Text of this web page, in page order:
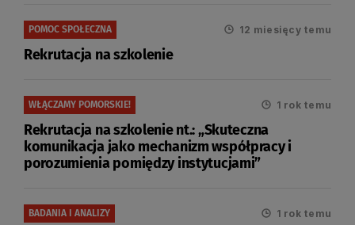
POMOC SPOŁECZNA 12 miesięcy temu
Rekrutacja na szkolenie
WŁĄCZAMY POMORSKIE! 1 rok temu
Rekrutacja na szkolenie nt.: „Skuteczna
komunikacja jako mechanizm współpracy i
porozumienia pomiędzy instytucjami”
BADANIA I ANALIZY 1 rok temu